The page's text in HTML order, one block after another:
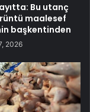
Bu utanç
maalesef
başkentinden
2026